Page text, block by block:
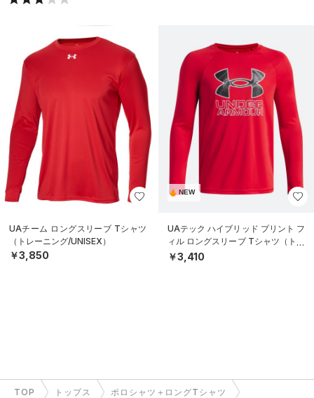
UAチーム ロングスリーブ Tシャツ
（トレーニング/UNISEX）
￥3,850
NEW
UAテック ハイブリッド プリント フ
ィル ロングスリーブ Tシャツ（トレ
ーニング/BOYS）
￥3,410
TOP トップス ポロシャツ＋ロングTシャツ